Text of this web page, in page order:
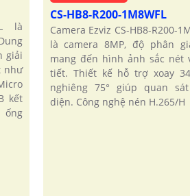
là
giải
như
kết
ống
CS-HB8-R200-1M8WFL
Camera Ezviz CS-HB8-R200-
là camera 8MP, độ phân
mang đến hình ảnh sắc nét
tiết. Thiết kế hỗ trợ xoay
nghiêng 75° giúp quan
diện. Công nghệ nén H.265/H